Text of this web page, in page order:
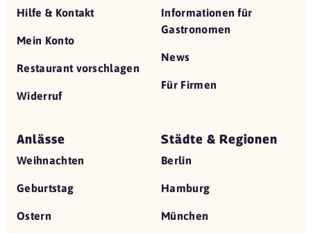
Hilfe & Kontakt
Mein Konto
Restaurant vorschlagen
Widerruf
Informationen für
Gastronomen
News
Für Firmen
Anlässe
Weihnachten
Geburtstag
Ostern
Städte & Regionen
Berlin
Hamburg
München